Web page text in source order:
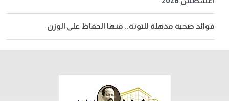
فوائد صحية مذهلة للتونة.. منها الحفاظ على الوزن